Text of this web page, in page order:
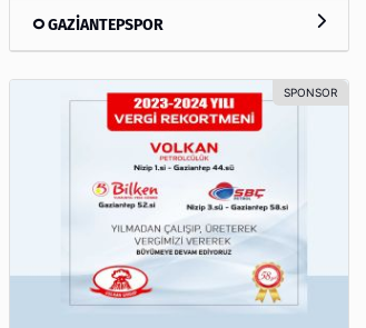
GAZİANTEPSPOR